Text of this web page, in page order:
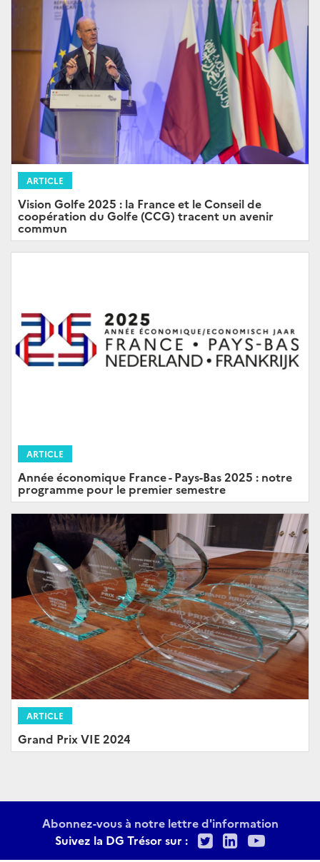
ARTICLE
Vision Golfe 2025 : la France et le Conseil de
coopération du Golfe (CCG) tracent un avenir
commun
ARTICLE
Année économique France - Pays-Bas 2025 : notre
programme pour le premier semestre
ARTICLE
Grand Prix VIE 2024
Abonnez-vous à notre lettre d'information
Suivez la DG Trésor sur :
TwitterLinkedIn